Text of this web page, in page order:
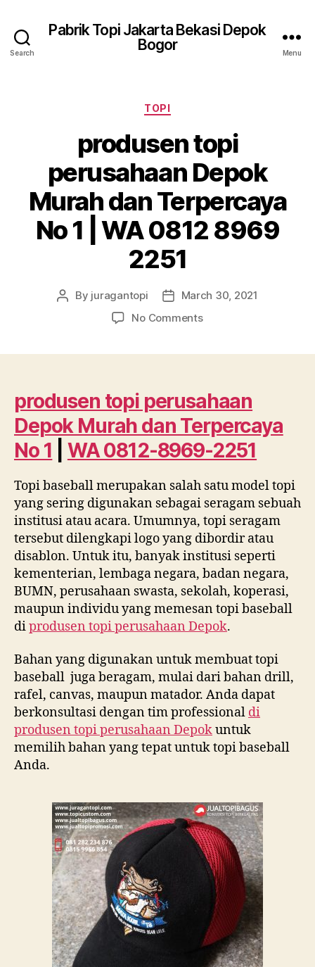
Search
Pabrik Topi Jakarta Bekasi Depok
Bogor
Menu
Categories
TOPI
produsen topi
perusahaan Depok
Murah dan Terpercaya
No 1 | WA 0812 8969
2251
Post
By juragantopi
PostMarch 30, 2021
No Commentson
Murah
dan
Terpercaya
No
1
WA
0812
8969
2251
produsen topi perusahaan
Depok Murah dan Terpercaya
No 1
WA 0812-8969-2251
Topi baseball merupakan salah satu model topi
yang sering digunakan sebagai seragam sebuah
institusi atau acara. Umumnya, topi seragam
tersebut dilengkapi logo yang dibordir atau
disablon. Untuk itu, banyak institusi seperti
kementerian, lembaga negara, badan negara,
BUMN, perusahaan swasta, sekolah, koperasi,
maupun individu yang memesan topi baseball
diprodusen topi perusahaan Depok.
Bahan yang digunakan untuk membuat topi
baseball juga beragam, mulai dari bahan drill,
rafel, canvas, maupun matador. Anda dapat
berkonsultasi dengan tim professional di
produsen topi perusahaan Depokuntuk
memilih bahan yang tepat untuk topi baseball
Anda.